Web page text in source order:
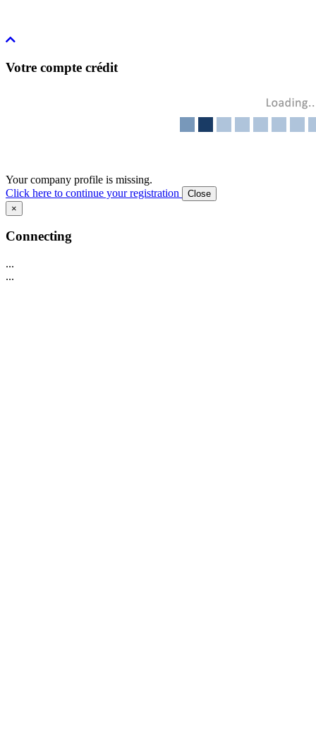
Votre compte crédit
Your company profile is missing.
Click here to continue your registration
Close
×
Connecting
...
...